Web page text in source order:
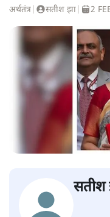
अर्थतंत्र सतीश झा 2
सतीश